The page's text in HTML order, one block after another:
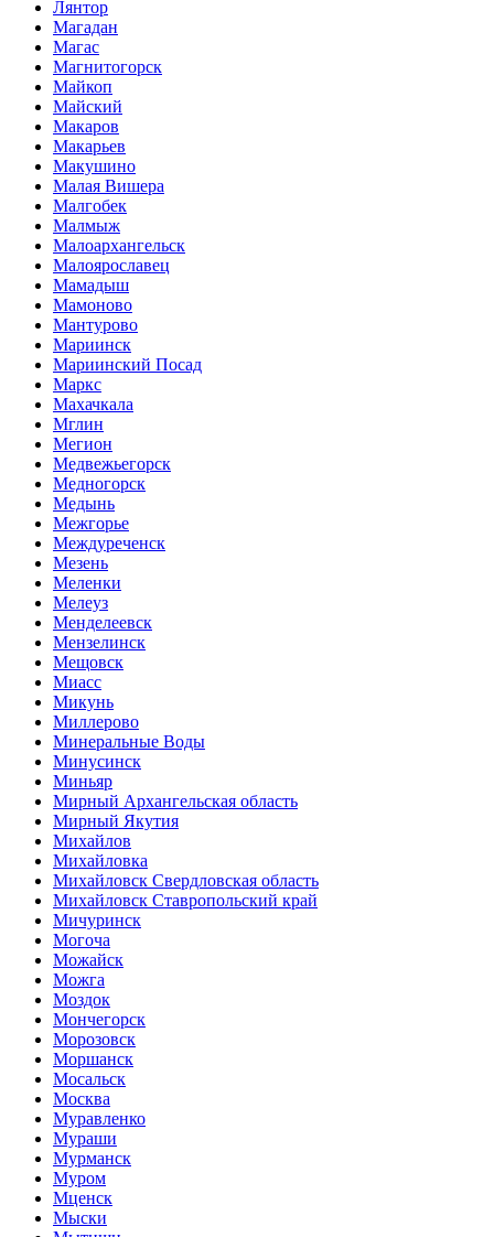
Лянтор
Магадан
Магас
Магнитогорск
Майкоп
Майский
Макаров
Макарьев
Макушино
Малая Вишера
Малгобек
Малмыж
Малоархангельск
Малоярославец
Мамадыш
Мамоново
Мантурово
Мариинск
Мариинский Посад
Маркс
Махачкала
Мглин
Мегион
Медвежьегорск
Медногорск
Медынь
Межгорье
Междуреченск
Мезень
Меленки
Мелеуз
Менделеевск
Мензелинск
Мещовск
Миасс
Микунь
Миллерово
Минеральные Воды
Минусинск
Миньяр
Мирный Архангельская область
Мирный Якутия
Михайлов
Михайловка
Михайловск Свердловская область
Михайловск Ставропольский край
Мичуринск
Могоча
Можайск
Можга
Моздок
Мончегорск
Морозовск
Моршанск
Мосальск
Москва
Муравленко
Мураши
Мурманск
Муром
Мценск
Мыски